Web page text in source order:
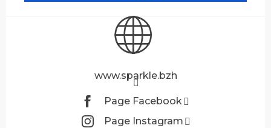
www.sparkle.bzh
Page Facebook
Page Instagram